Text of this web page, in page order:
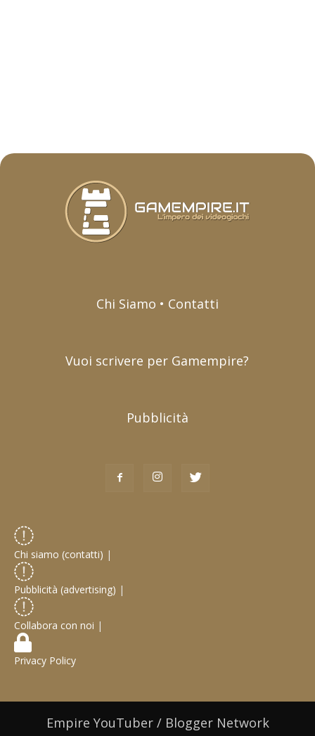
Chi Siamo • Contatti
Vuoi scrivere per Gamempire?
Pubblicità
Chi siamo (contatti) |
Pubblicità (advertising) |
Collabora con noi |
Privacy Policy
Empire YouTuber / Blogger Network